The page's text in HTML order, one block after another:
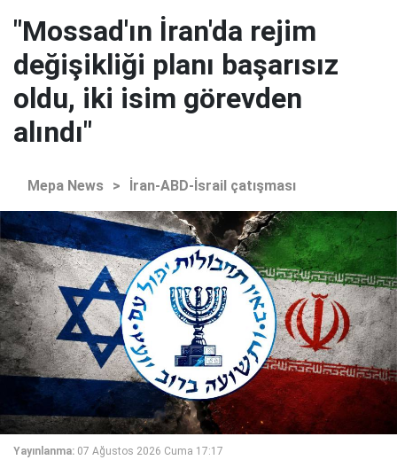
"Mossad'ın İran'da rejim
değişikliği planı başarısız
oldu, iki isim görevden
alındı"
Mepa News > İran-ABD-İsrail çatışması
Yayınlanma: 07 Ağustos 2026 Cuma 17:17